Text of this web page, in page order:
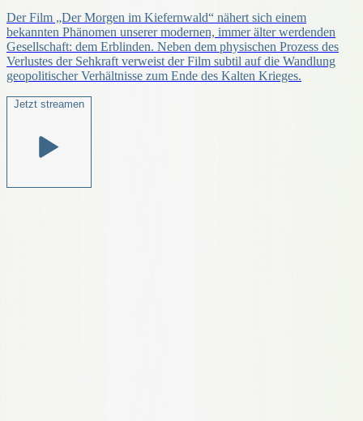
Der Film „Der Morgen im Kiefernwald“ nähert sich einem
bekannten Phänomen unserer modernen, immer älter werdenden
Gesellschaft: dem Erblinden. Neben dem physischen Prozess des
Verlustes der Sehkraft verweist der Film subtil auf die Wandlung
geopolitischer Verhältnisse zum Ende des Kalten Krieges.
Jetzt streamen